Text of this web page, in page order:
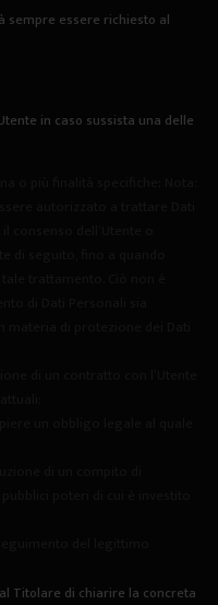
sempre essere richiesto al
in caso sussista una delle
Titolare di chiarire la concreta